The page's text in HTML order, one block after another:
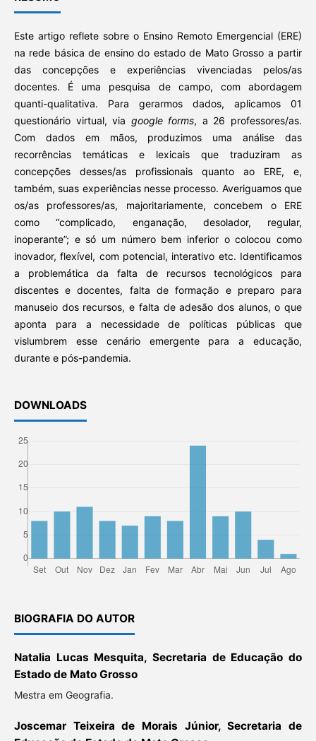
Este artigo reflete sobre o Ensino Remoto Emergencial (ERE)
na rede básica de ensino do estado de Mato Grosso a partir
das concepções e experiências vivenciadas pelos/as
docentes. É uma pesquisa de campo, com abordagem
quanti-qualitativa. Para gerarmos dados, aplicamos 01
questionário virtual, via google forms, a 26 professores/as.
Com dados em mãos, produzimos uma análise das
recorrências temáticas e lexicais que traduziram as
concepções desses/as profissionais quanto ao ERE, e,
também, suas experiências nesse processo. Averiguamos que
os/as professores/as, majoritariamente, concebem o ERE
como “complicado, enganação, desolador, regular,
inoperante”; e só um número bem inferior o colocou como
inovador, flexível, com potencial, interativo etc. Identificamos
a problemática da falta de recursos tecnológicos para
discentes e docentes, falta de formação e preparo para
manuseio dos recursos, e falta de adesão dos alunos, o que
aponta para a necessidade de políticas públicas que
vislumbrem esse cenário emergente para a educação,
durante e pós-pandemia.
DOWNLOADS
BIOGRAFIA DO AUTOR
Natalia Lucas Mesquita, Secretaria de Educação do
Estado de Mato Grosso
Mestra em Geografia.
Joscemar Teixeira de Morais Júnior, Secretaria de